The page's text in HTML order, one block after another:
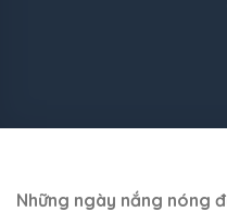
Những ngày nắng nóng